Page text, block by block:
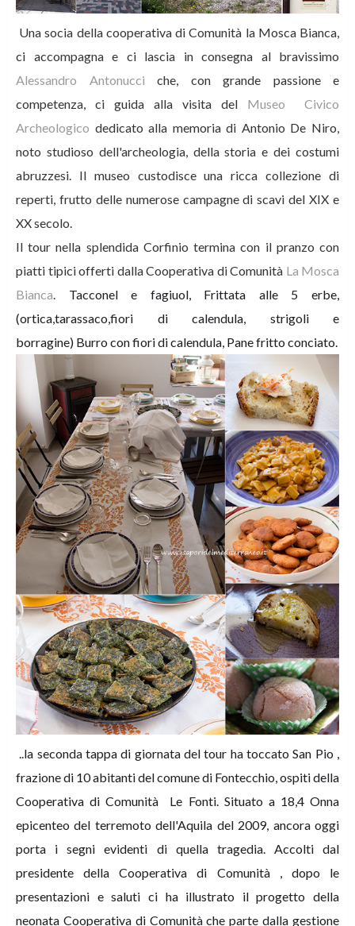
Una socia della cooperativa di Comunità la Mosca Bianca,
ci accompagna e ci lascia in consegna al bravissimo
Alessandro Antonucci che, con grande passione e
competenza, ci guida alla visita del Museo Civico
Archeologico dedicato alla memoria di Antonio De Niro,
noto studioso dell'archeologia, della storia e dei costumi
abruzzesi. Il museo custodisce una ricca collezione di
reperti, frutto delle numerose campagne di scavi del XIX e
XX secolo.
Il tour nella splendida Corfinio termina con il pranzo con
piatti tipici offerti dalla Cooperativa di Comunità La Mosca
Bianca. Tacconel e fagiuol, Frittata alle 5 erbe,
(ortica,tarassaco,fiori di calendula, strigoli e
borragine) Burro con fiori di calendula, Pane fritto conciato.
..la seconda tappa di giornata del tour ha toccato San Pio ,
frazione di 10 abitanti del comune di Fontecchio, ospiti della
Cooperativa di Comunità Le Fonti. Situato a 18,4 Onna
epicenteo del terremoto dell'Aquila del 2009, ancora oggi
porta i segni evidenti di quella tragedia. Accolti dal
presidente della Cooperativa di Comunità , dopo le
presentazioni e saluti ci ha illustrato il progetto della
neonata Cooperativa di Comunità che parte dalla gestione